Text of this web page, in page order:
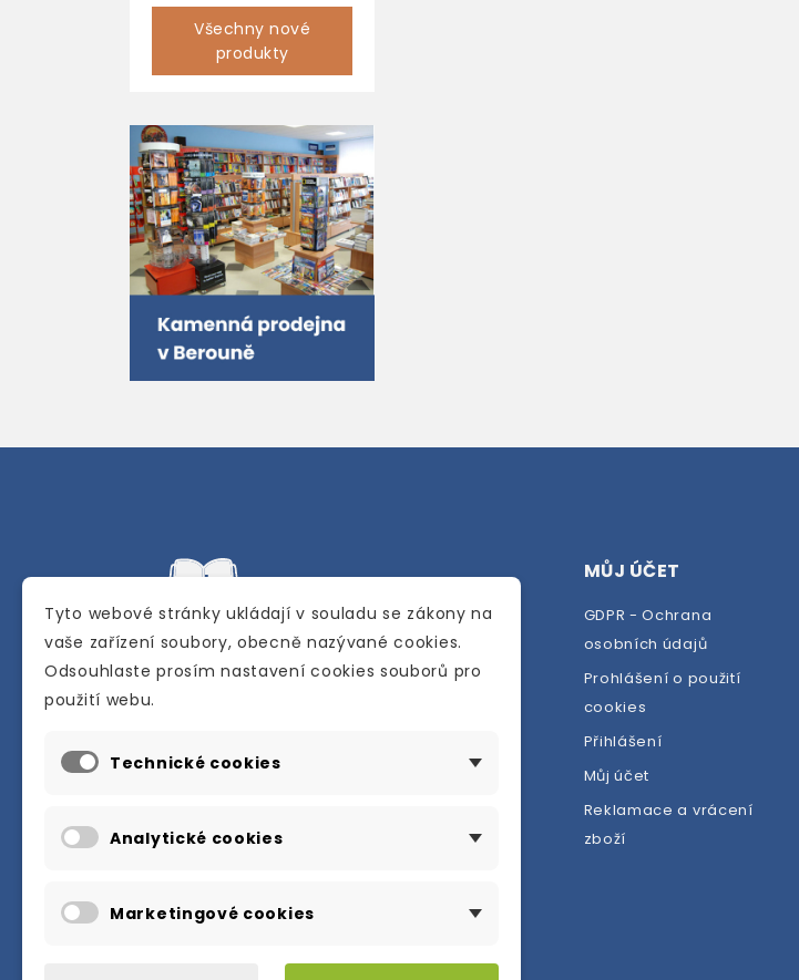
Všechny nové
produkty
Internetové a kamenné knihkupectví se
anglického jazyka.
Karly Machové 48 Beroun 266 01
info@englishbooks.cz
MŮJ ÚČET
GDPR - Ochrana
osobních údajů
Prohlášení o použití
cookies
Přihlášení
Můj účet
Reklamace a vrácení
zboží
Tyto webové stránky ukládají v souladu se zákony na
vaše zařízení soubory, obecně nazývané cookies.
Odsouhlaste prosím nastavení cookies souborů pro
použití webu.
Technické cookies
Analytické cookies
Marketingové cookies